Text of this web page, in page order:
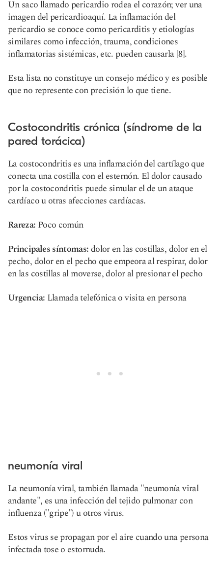
Un saco llamado pericardio rodea el corazón; ver una
imagen del pericardioaquí. La inflamación del
pericardio se conoce como pericarditis y etiologías
similares como infección, trauma, condiciones
inflamatorias sistémicas, etc. pueden causarla [8].
Esta lista no constituye un consejo médico y es posible
que no represente con precisión lo que tiene.
Costocondritis crónica (síndrome de la
pared torácica)
La costocondritis es una inflamación del cartílago que
conecta una costilla con el esternón. El dolor causado
por la costocondritis puede simular el de un ataque
cardíaco u otras afecciones cardíacas.
Rareza: Poco común
Principales síntomas:dolor en las costillas, dolor en el
pecho, dolor en el pecho que empeora al respirar, dolor
en las costillas al moverse, dolor al presionar el pecho
Urgencia: Llamada telefónica o visita en persona
neumonía viral
La neumonía viral, también llamada "neumonía viral
andante", es una infección del tejido pulmonar con
influenza ("gripe") u otros virus.
Estos virus se propagan por el aire cuando una persona
infectada tose o estornuda.